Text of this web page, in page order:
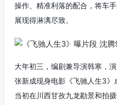
操作、精准利落的配合，将车
展现得淋漓尽致。
大年初三，编剧兼导演韩寒，
张新成现身电影《飞驰人生3》
当初在川西甘孜九龙勘景和拍